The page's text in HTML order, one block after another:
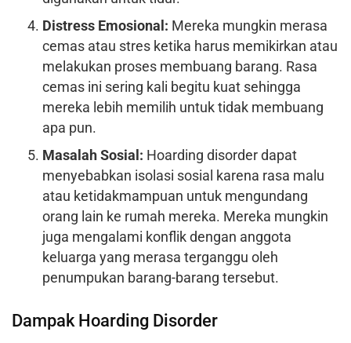
Distress Emosional: Mereka mungkin merasa
cemas atau stres ketika harus memikirkan atau
melakukan proses membuang barang. Rasa
cemas ini sering kali begitu kuat sehingga
mereka lebih memilih untuk tidak membuang
apa pun.
Masalah Sosial: Hoarding disorder dapat
menyebabkan isolasi sosial karena rasa malu
atau ketidakmampuan untuk mengundang
orang lain ke rumah mereka. Mereka mungkin
juga mengalami konflik dengan anggota
keluarga yang merasa terganggu oleh
penumpukan barang-barang tersebut.
Dampak Hoarding Disorder